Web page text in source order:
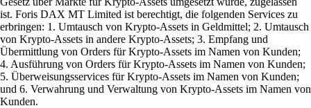
ist. Foris DAX MT Limited ist berechtigt, die folgenden Services zu
erbringen: 1. Umtausch von Krypto-Assets in Geldmittel; 2. Umtausch
von Krypto-Assets in andere Krypto-Assets; 3. Empfang und
Übermittlung von Orders für Krypto-Assets im Namen von Kunden;
4. Ausführung von Orders für Krypto-Assets im Namen von Kunden;
5. Überweisungsservices für Krypto-Assets im Namen von Kunden;
und 6. Verwahrung und Verwaltung von Krypto-Assets im Namen von
Kunden.